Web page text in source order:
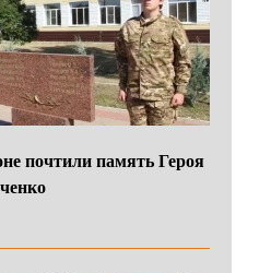
почтили память Героя